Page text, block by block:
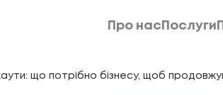
Про нас Послуги
що потрібно бізнесу, щоб